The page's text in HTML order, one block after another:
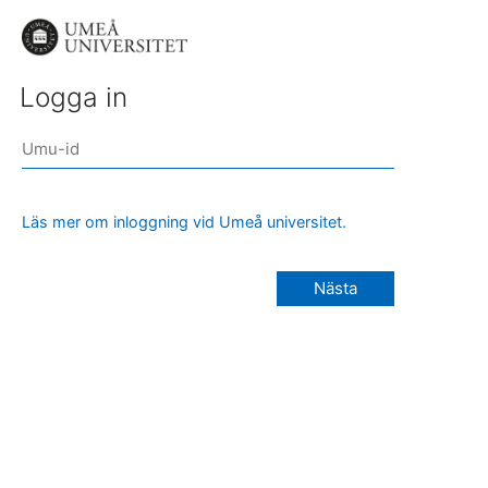
Logga in
Läs mer om inloggning vid Umeå universitet.
Nästa